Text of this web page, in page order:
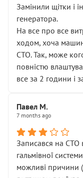
Замінили щітки і
генератора.
На все про все
ходом, хоча
СТО. Так, може
повністю
все за 2 години і
Павел М.
7 months ago
Записався на СТО
гальмівної
можливі причини